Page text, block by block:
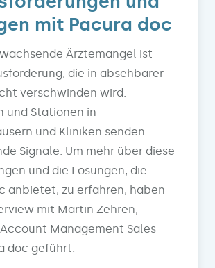
mit Pacura doc
Ärztemangel ist
die in absehbarer
verschwinden wird.
und Stationen in
und Kliniken senden
Signale. Um mehr über diese
und die Lösungen, die
anbietet, zu erfahren, haben
mit Martin Zehren,
Management Sales
doc geführt.